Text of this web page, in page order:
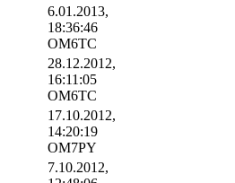
6.01.2013,
18:36:46
OM6TC
28.12.2012,
16:11:05
OM6TC
17.10.2012,
14:20:19
OM7PY
7.10.2012,